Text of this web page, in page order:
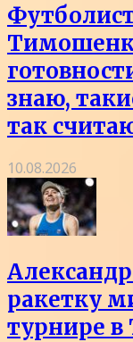
знаю,
так
10.08.2026
ракетку
турнире в